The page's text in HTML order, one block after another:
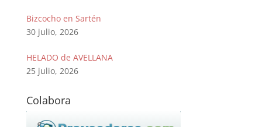
Bizcocho en Sartén
30 julio, 2026
HELADO de AVELLANA
25 julio, 2026
Colabora